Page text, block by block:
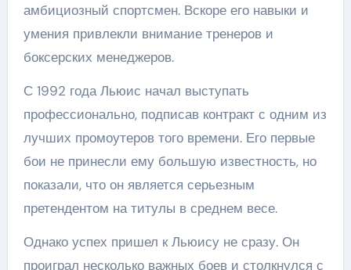
амбициозный спортсмен. Вскоре его навыки и
умения привлекли внимание тренеров и
боксерских менеджеров.
С 1992 года Льюис начал выступать
профессионально, подписав контракт с одним из
лучших промоутеров того времени. Его первые
бои не принесли ему большую известность, но
показали, что он является серьезным
претендентом на титулы в среднем весе.
Однако успех пришел к Льюису не сразу. Он
проиграл несколько важных боев и столкнулся с